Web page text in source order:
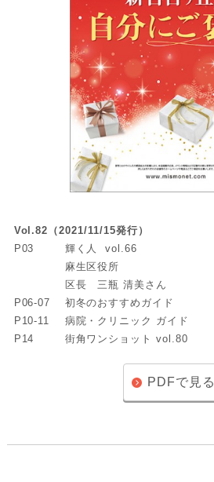
Vol.82（2021/11/15発行）
P03
輝く人 vol.66
麻生区役所
区長 三瓶 清美さん
P06-07
初冬のおすすめガイド
P10-11
病院・クリニック ガイド
P14
街角ワンショット vol.80
PDFで見る